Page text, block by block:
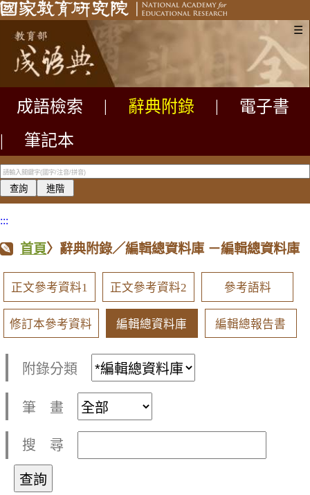
☰
成語檢索 辭典附錄
電子書
|
筆記本
:::
首頁〉辭典附錄／編輯總資料庫 －編輯總資料庫
正文參考資料1 正文參考資料2 參考語料
修訂本參考資料 編輯總資料庫 編輯總報告書
附錄分類
筆 畫
搜 尋